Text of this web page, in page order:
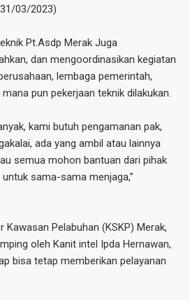
03/2023)
Pt.Asdp Merak Juga
dan mengoordinasikan kegiatan
lembaga pemerintah,
pun pekerjaan teknik dilakukan.
kami butuh pengamanan pak,
ada yang ambil atau lainnya
semua mohon bantuan dari pihak
sama-sama menjaga,”
Kawasan Pelabuhan (KSKP) Merak,
oleh Kanit intel Ipda Hernawan,
bisa tetap memberikan pelayanan